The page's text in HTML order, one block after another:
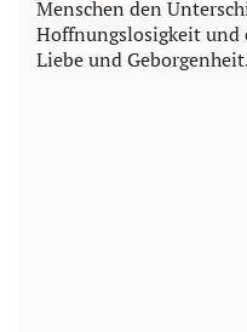
Menschen den
Hoffnungslosigkeit und
Liebe und